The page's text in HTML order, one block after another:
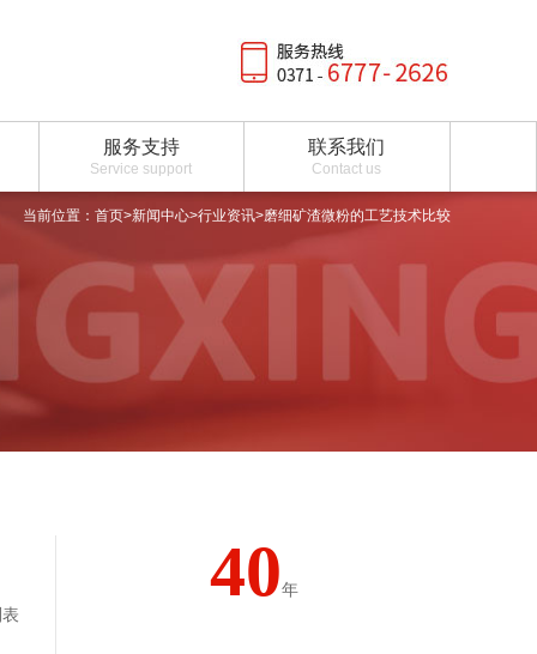
服务支持
Service support
联系我们
Contact us
当前位置： 首页>新闻中心>行业资讯>磨细矿渣微粉的工艺技术比较
40年